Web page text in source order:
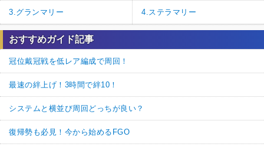
3.グランマリー 4.ステラマリー
おすすめガイド記事
冠位戴冠戦を低レア編成で周回！
最速の絆上げ！3時間で絆10！
システムと横並び周回どっちが良い？
復帰勢も必見！今から始めるFGO